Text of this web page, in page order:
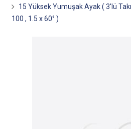
15 Yüksek Yumuşak Ayak ( 3'lü
100 , 1.5 x 60° )